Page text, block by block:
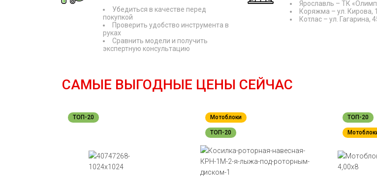
Постоянный ток (выход)
Убедиться в качестве перед
покупкой
Проверить удобство инструмента в
руках
Сравнить модели и получить
экспертную консультацию
Ярославль – ТК
Коряжма – ул. Кирова, 1
Котлас – ул. Гагарина,
САМЫЕ ВЫГОДНЫЕ ЦЕНЫ СЕЙЧАС
ТОП-20 Мотоблоки
ТОП-20
ТОП-20